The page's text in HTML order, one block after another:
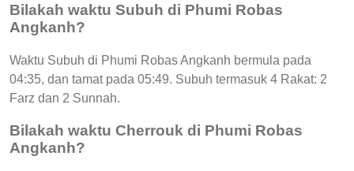
Bilakah waktu Subuh di Phumi Robas
Angkanh?
Waktu Subuh di Phumi Robas Angkanh bermula pada
04:35, dan tamat pada 05:49. Subuh termasuk 4 Rakat: 2
Farz dan 2 Sunnah.
Bilakah waktu Cherrouk di Phumi Robas
Angkanh?